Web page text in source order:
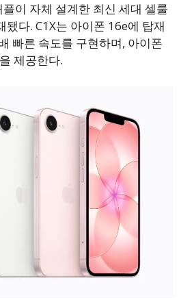
이 자체 설계한 최신 세대 셀룰
됐다. C1X는 아이폰 16e에 탑재
빠른 속도를 구현하며, 아이폰
제공한다.